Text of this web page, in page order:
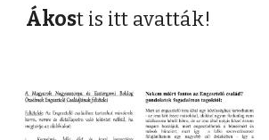
Ákost is itt avatták!